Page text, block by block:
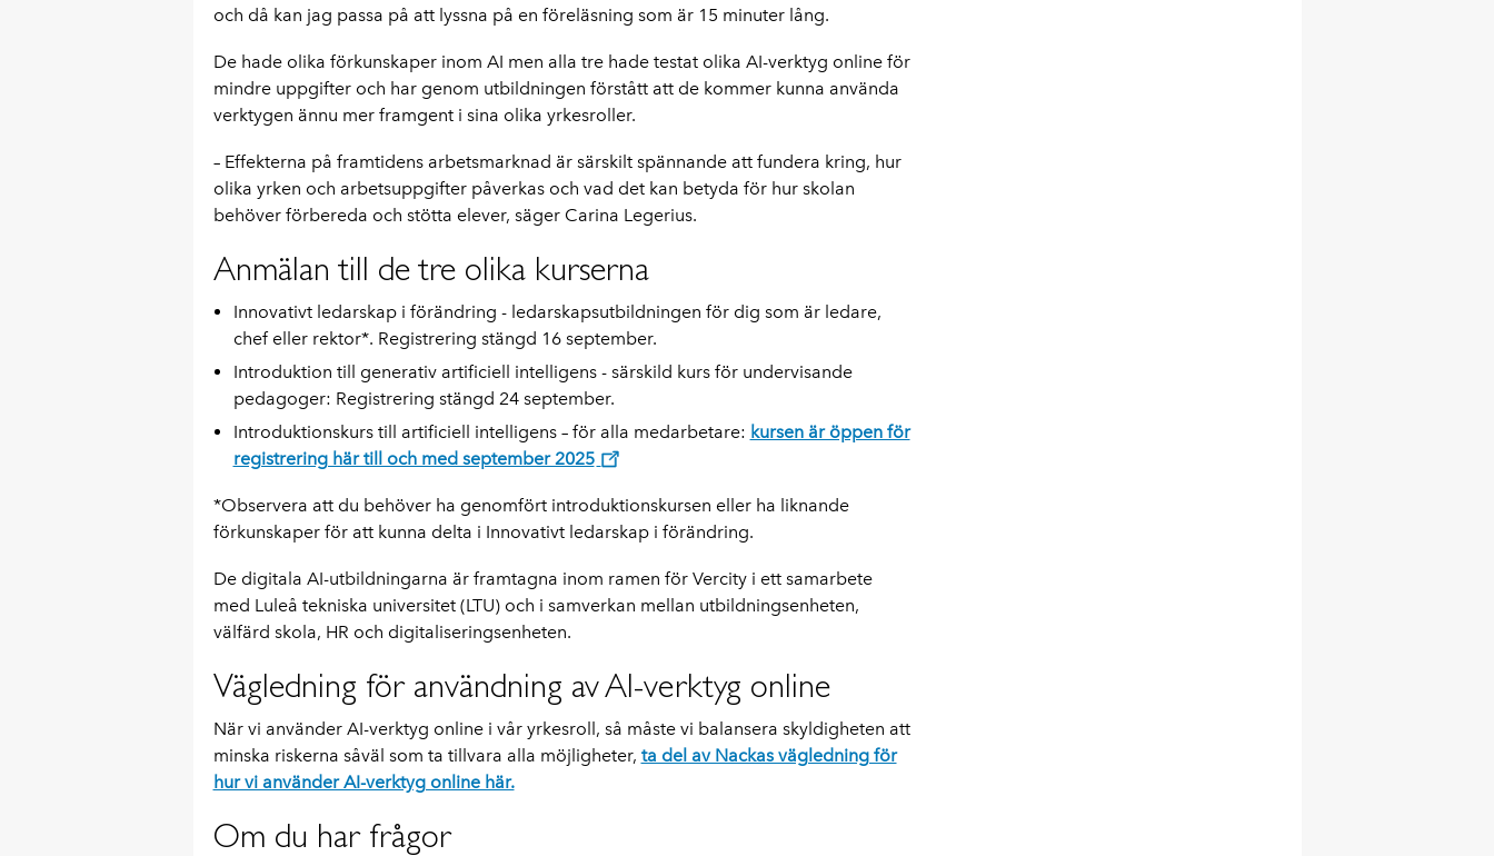
och då kan jag passa på att lyssna på en föreläsning som är 15 minuter lång.
De hade olika förkunskaper inom AI men alla tre hade testat olika AI-verktyg online för
mindre uppgifter och har genom utbildningen förstått att de kommer kunna använda
verktygen ännu mer framgent i sina olika yrkesroller.
– Effekterna på framtidens arbetsmarknad är särskilt spännande att fundera kring, hur
olika yrken och arbetsuppgifter påverkas och vad det kan betyda för hur skolan
behöver förbereda och stötta elever, säger Carina Legerius.
Anmälan till de tre olika kurserna
Innovativt ledarskap i förändring - ledarskapsutbildningen för dig som är ledare,
chef eller rektor*. Registrering stängd 16 september.
Introduktion till generativ artificiell intelligens - särskild kurs för undervisande
pedagoger: Registrering stängd 24 september.
Introduktionskurs till artificiell intelligens – för alla medarbetare: kursen är öppen för
registrering här till och med september 2025
*Observera att du behöver ha genomfört introduktionskursen eller ha liknande
förkunskaper för att kunna delta i Innovativt ledarskap i förändring.
De digitala AI-utbildningarna är framtagna inom ramen för Vercity i ett samarbete
med Luleå tekniska universitet (LTU) och i samverkan mellan utbildningsenheten,
välfärd skola, HR och digitaliseringsenheten.
Vägledning för användning av AI-verktyg online
När vi använder AI-verktyg online i vår yrkesroll, så måste vi balansera skyldigheten att
minska riskerna såväl som ta tillvara alla möjligheter, ta del av Nackas vägledning för
hur vi använder AI-verktyg online här.
Om du har frågor